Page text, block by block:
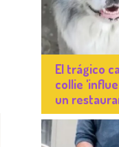
El trágico
collie
un